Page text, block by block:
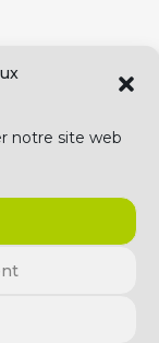
notre site web